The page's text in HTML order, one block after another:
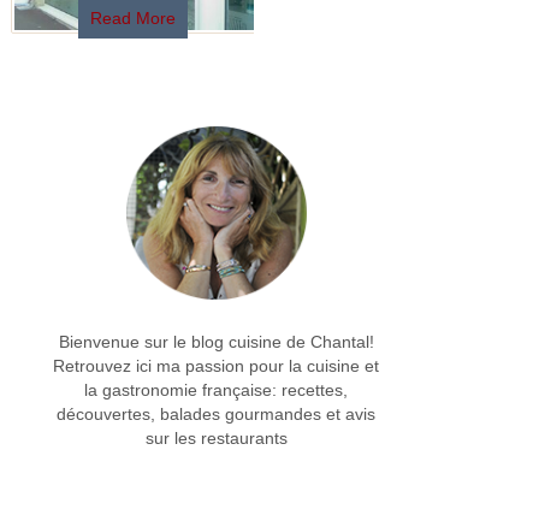
Read More
Bienvenue sur le blog cuisine de Chantal!
Retrouvez ici ma passion pour la cuisine et
la gastronomie française: recettes,
découvertes, balades gourmandes et avis
sur les restaurants